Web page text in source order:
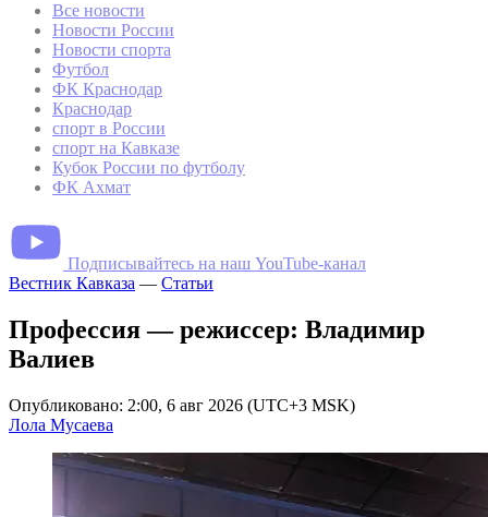
Все новости
Новости России
Новости спорта
Футбол
ФК Краснодар
Краснодар
спорт в России
спорт на Кавказе
Кубок России по футболу
ФК Ахмат
Подписывайтесь на наш YouTube-канал
Вестник Кавказа — Статьи
Профессия — режиссер: Владимир
Валиев
Опубликовано: 2:00, 6 авг 2026 (UTC+3 MSK)
Лола Мусаева